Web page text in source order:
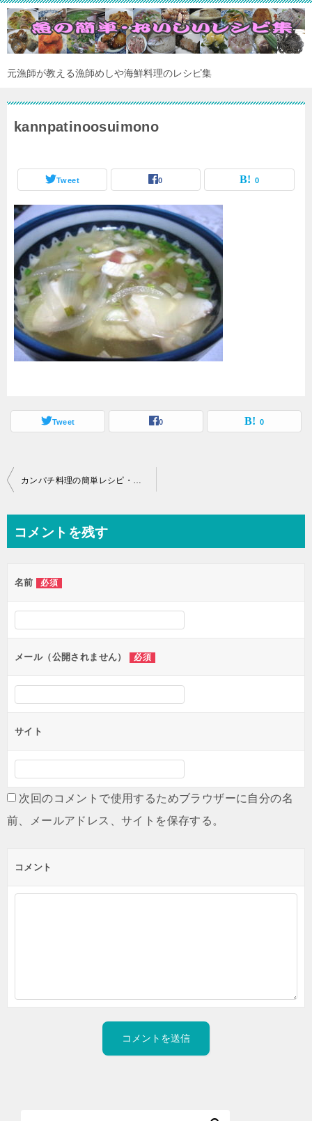
元漁師が教える漁師めしや海鮮料理のレシピ集
kannpatinoosuimono
Tweet 0 0
Tweet 0 0
投
ビ
ー
シ
ョ
ン
カンパチ料理の簡単レシピ・かんぱちのお吸い物
コメントを残す
名前 必須
メール（公開されません） 必須
サイト
次回のコメントで使用するためブラウザーに自分の名
前、メールアドレス、サイトを保存する。
コメント